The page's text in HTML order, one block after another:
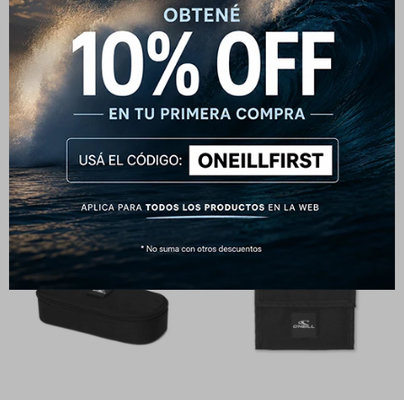
Billetera O'Neill Oasis - Negra Mochila O'neill Melee - Negra